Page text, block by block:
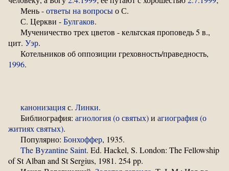
Мень -ответы на вопросыо С.
С. Церкви -Булгаков.
Мученичество трех цветов - кельтская проповедь 5 в.,
цит. Уэр.
Котельников об оппозиции греховность/праведность,
1996.
канонизацияс. Линки.
Библиография: агиология (о святых)и агиография (о
житиях святых).
Популярно: Бонхоффер, 1935.
The Byzantine Saint. Ed. Hackel, S. London: The Fellowship
of St Alban and St Sergius, 1981. 254 pp.